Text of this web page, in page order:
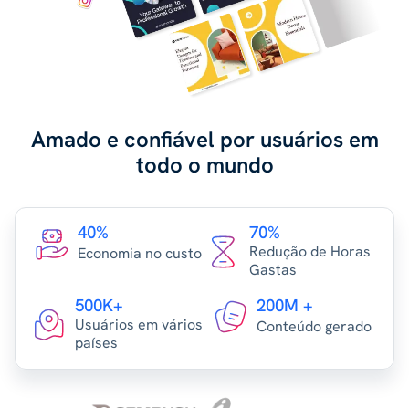
Amado e confiável por usuários em
todo o mundo
40%
Economia no custo
70%
Redução de Horas
Gastas
500K+
Usuários em vários
países
200M +
Conteúdo gerado